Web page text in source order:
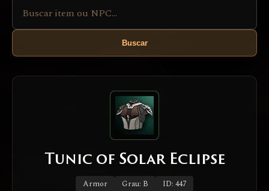
Buscar
Tunic of Solar Eclipse
Armor Grau: B ID: 447